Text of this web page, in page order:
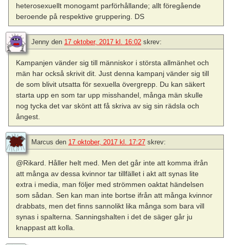
heterosexuellt monogamt parförhållande; allt föregående
beroende på respektive gruppering. DS
Jenny den 17 oktober, 2017 kl. 16:02 skrev:
Kampanjen vänder sig till människor i största allmänhet och
män har också skrivit dit. Just denna kampanj vänder sig till
de som blivit utsatta för sexuella övergrepp. Du kan säkert
starta upp en som tar upp misshandel, många män skulle
nog tycka det var skönt att få skriva av sig sin rädsla och
ångest.
Marcus den 17 oktober, 2017 kl. 17:27 skrev:
@Rikard. Håller helt med. Men det går inte att komma ifrån
att många av dessa kvinnor tar tillfället i akt att synas lite
extra i media, man följer med strömmen oaktat händelsen
som sådan. Sen kan man inte bortse ifrån att många kvinnor
drabbats, men det finns sannolikt lika många som bara vill
synas i spalterna. Sanningshalten i det de säger går ju
knappast att kolla.